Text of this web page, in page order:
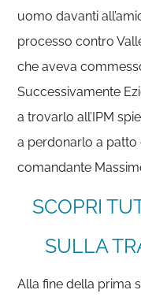
uomo davanti
processo contro
che aveva
Successivamente
a trovarlo all’IPM
a perdonarlo a patto
comandante
SCOPRI
SULLA
Alla fine della prima